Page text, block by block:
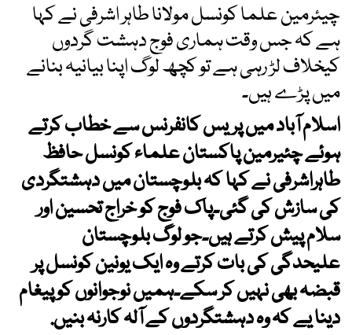
چیئرمین علما کونسل مولانا طاہر اشرفی نے کہا
ہے کہ جس وقت ہماری فوج دہشت گردوں
کیخلاف لڑ رہی ہے تو کچھ لوگ اپنا بیانیہ بنانے
میں پڑے ہیں۔
اسلام آباد میں پریس کانفرنس سے خطاب کرتے
ہوئے چئیرمین پاکستان علماء کونسل حافظ
طاہراشرفی نے کہا کہ بلوچستان میں دہشتگردی
کی سازش کی گئی۔پاک فوج کو خراج تحسین اور
سلام پیش کرتے ہیں۔جو لوگ بلوچستان
علیحدگی کی بات کرتے وہ ایک یونین کونسل پر
قبضہ بھی نہیں کر سکے۔ہمیں نوجوانوں کو پیغام
دینا یے کہ وہ دہشتگردوں کے آلہ کارنہ بنیں.